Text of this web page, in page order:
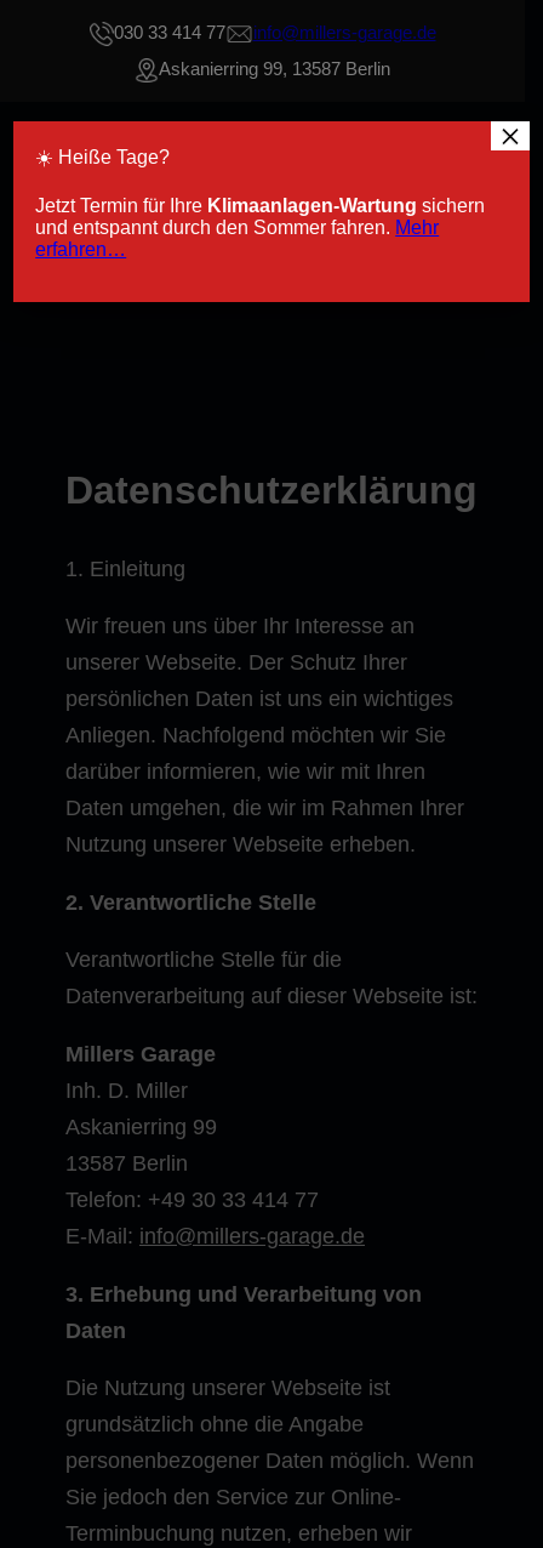
030 33 414 77
info@millers-garage.de
Askanierring 99, 13587 Berlin
Termin buchen
Datenschutzerklärung
1. Einleitung
Wir freuen uns über Ihr Interesse an
unserer Webseite. Der Schutz Ihrer
persönlichen Daten ist uns ein wichtiges
Anliegen. Nachfolgend möchten wir Sie
darüber informieren, wie wir mit Ihren
Daten umgehen, die wir im Rahmen Ihrer
Nutzung unserer Webseite erheben.
2. Verantwortliche Stelle
Verantwortliche Stelle für die
Datenverarbeitung auf dieser Webseite ist:
Millers Garage
Inh. D. Miller
Askanierring 99
13587 Berlin
Telefon: +49 30 33 414 77
E-Mail: info@millers-garage.de
3. Erhebung und Verarbeitung von
Daten
Die Nutzung unserer Webseite ist
grundsätzlich ohne die Angabe
personenbezogener Daten möglich. Wenn
Sie jedoch den Service zur Online-
Terminbuchung nutzen, erheben wir
☀️ Heiße Tage?
Jetzt Termin für Ihre Klimaanlagen-Wartung sichern
und entspannt durch den Sommer fahren. Mehr
erfahren…
×